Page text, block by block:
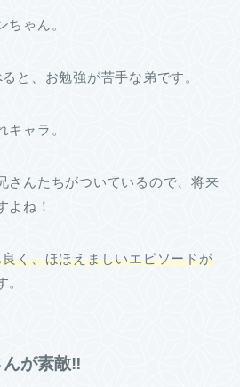
ちゃん。
と、お勉強が苦手な弟です。
キャラ。
さんたちがついているので、将来
よね！
く、ほほえましいエピソードが
。
が素敵‼